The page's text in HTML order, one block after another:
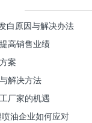
白原因与解决办法
高销售业绩
案
解决方法
厂家的机遇
油企业如何应对